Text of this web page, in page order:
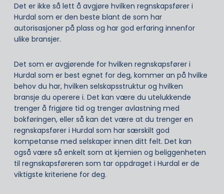
Det er ikke så lett å avgjøre hvilken regnskapsfører i
Hurdal som er den beste blant de som har
autorisasjoner på plass og har god erfaring innenfor
ulike bransjer.
Det som er avgjørende for hvilken regnskapsfører i
Hurdal som er best egnet for deg, kommer an på hvilke
behov du har, hvilken selskapsstruktur og hvilken
bransje du operere i. Det kan være du utelukkende
trenger å frigjøre tid og trenger avlastning med
bokføringen, eller så kan det være at du trenger en
regnskapsfører i Hurdal som har særskilt god
kompetanse med selskaper innen ditt felt. Det kan
også være så enkelt som at kjemien og beliggenheten
til regnskapsføreren som tar oppdraget i Hurdal er de
viktigste kriteriene for deg.